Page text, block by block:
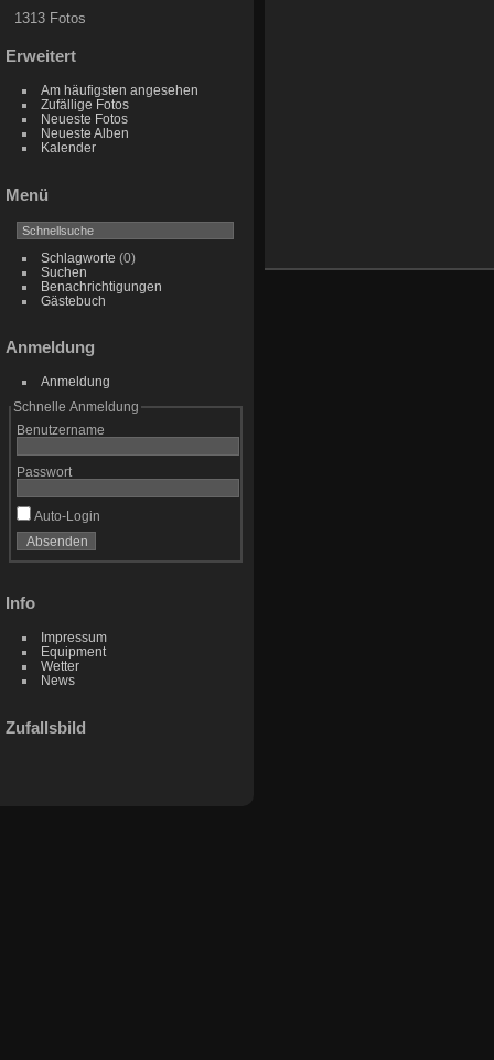
1313 Fotos
Erweitert
Am häufigsten angesehen
Zufällige Fotos
Neueste Fotos
Neueste Alben
Kalender
Menü
Schlagworte (0)
Suchen
Benachrichtigungen
Gästebuch
Anmeldung
Anmeldung
Schnelle Anmeldung
Benutzername
Passwort
Auto-Login
Info
Impressum
Equipment
Wetter
News
Zufallsbild